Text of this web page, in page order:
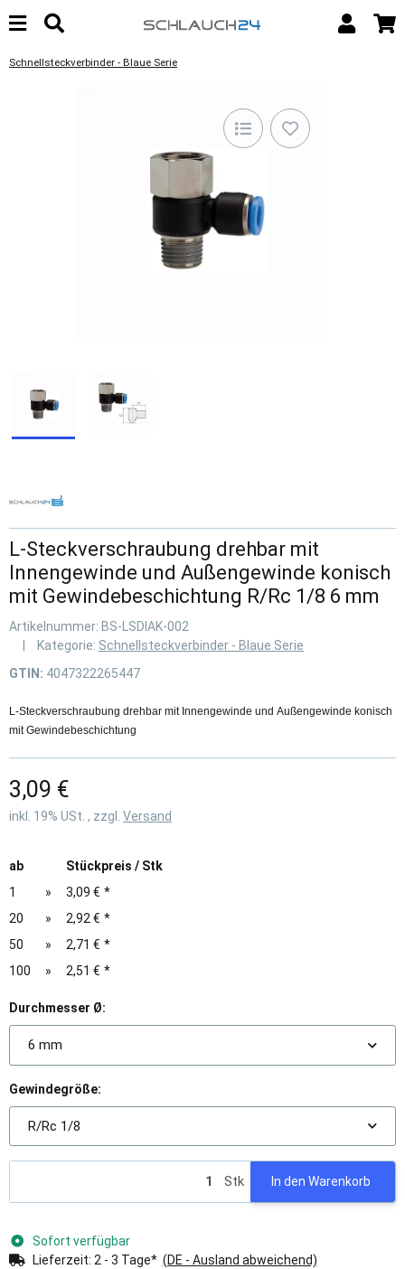
Schnellsteckverbinder - Blaue Serie
L-Steckverschraubung drehbar mit
Innengewinde und Außengewinde konisch
mit Gewindebeschichtung R/Rc 1/8 6 mm
Artikelnummer: BS-LSDIAK-002
Kategorie: Schnellsteckverbinder - Blaue Serie
GTIN: 4047322265447
L-Steckverschraubung drehbar mit Innengewinde und Außengewinde konisch
mit Gewindebeschichtung
3,09 €
inkl. 19% USt. , zzgl. Versand
ab
Stückpreis / Stk
1
» 3,09 € *
20
» 2,92 € *
50
» 2,71 € *
100
» 2,51 € *
Durchmesser Ø:
6 mm
Gewindegröße:
R/Rc 1/8
Stk In den Warenkorb
Sofort verfügbar
Lieferzeit: 2 - 3 Tage* (DE - Ausland abweichend)